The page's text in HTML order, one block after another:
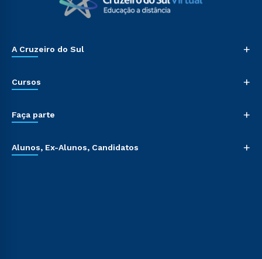
A Cruzeiro do Sul +
Cursos +
Faça parte +
Alunos, Ex-Alunos, Candidatos +